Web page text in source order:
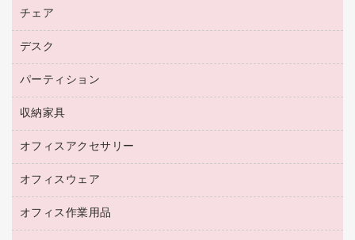
コピートナー
インクカートリッジ
ハガキ用紙
その他コピー用紙・プリンタ用紙
コピー用紙
インクジェットプリンタ用紙
パソコンバッグ／収納用品
ネットワーク／ＬＡＮ機器
ネットワーク／ＬＡＮアクセサリー
セキュリティ用品
スマートフォン／モバイル周辺機器
ＵＳＢハブ／ＵＳＢアクセサリー
ＯＡフィルター
ＯＡクリーナー／エアダスター
プロジェクタ
ファクシミリ
デジタルカメラ
スキャナー
コピー機
インクジェットプリンタ／複合機
ＣＤ－ＲＷ
ＣＤ－Ｒ
メディア収納用品
プリンタ
チェア
応接イス・ベンチ
オフィスチェア
デスク
ミーティングテーブル
デスク
カウンター
パーティション
ホワイトボード・黒板
収納家具
保管庫・書庫
ロッカー・下駄箱
その他収納
オフィスアクセサリー
オフィスアクセサリー
オフィスウェア
医療・介護・ワーキングウェア
オフィス作業用品